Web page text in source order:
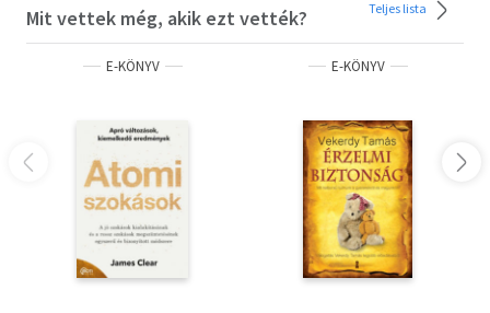
Mit vettek még, akik ezt vették? Teljes lista
E-KÖNYV E-KÖNYV